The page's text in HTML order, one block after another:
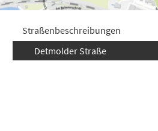
Straßenbeschreibungen
Detmolder Straße